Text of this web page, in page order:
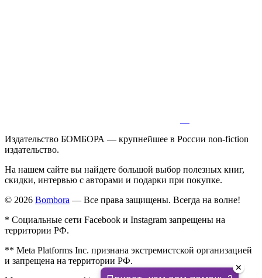
Издательство БОМБОРА — крупнейшее в России non-fiction
издательство.
На нашем сайте вы найдете большой выбор полезных книг,
скидки, интервью с авторами и подарки при покупке.
© 2026 Bombora — Все права защищены. Всегда на волне!
* Социальные сети Facebook и Instagram запрещены на
территории РФ.
** Meta Platforms Inc. признана экстремистской организацией
и запрещена на территории РФ.
✕